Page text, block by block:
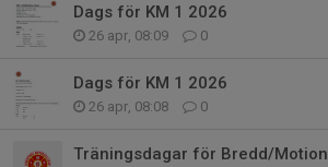
Dags för KM 1 2026
26 apr, 08:09 0
Dags för KM 1 2026
26 apr, 08:08 0
Träningsdagar för Bredd/Motion